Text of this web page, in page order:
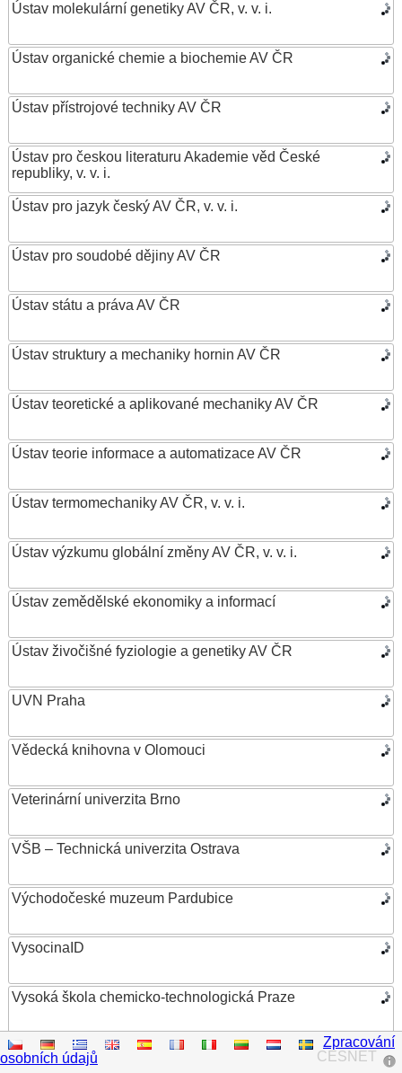
Ústav molekulární genetiky AV ČR, v. v. i.
Ústav organické chemie a biochemie AV ČR
Ústav přístrojové techniky AV ČR
Ústav pro českou literaturu Akademie věd České
republiky, v. v. i.
Ústav pro jazyk český AV ČR, v. v. i.
Ústav pro soudobé dějiny AV ČR
Ústav státu a práva AV ČR
Ústav struktury a mechaniky hornin AV ČR
Ústav teoretické a aplikované mechaniky AV ČR
Ústav teorie informace a automatizace AV ČR
Ústav termomechaniky AV ČR, v. v. i.
Ústav výzkumu globální změny AV ČR, v. v. i.
Ústav zemědělské ekonomiky a informací
Ústav živočišné fyziologie a genetiky AV ČR
UVN Praha
Vědecká knihovna v Olomouci
Veterinární univerzita Brno
VŠB – Technická univerzita Ostrava
Východočeské muzeum Pardubice
VysocinaID
Vysoká škola chemicko-technologická Praze
Vysoká škola ekonomická v Praze
CESNET
Zpracování
osobních údajů